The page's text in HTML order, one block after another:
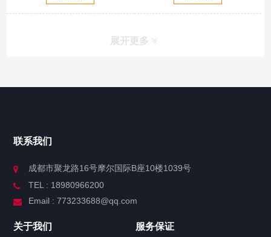
展开更多
联系我们
成都市聚龙路16号摩尔国际B座10楼1039号
TEL : 18980966200
Email : 773233688@qq.com
关于我们 服务保证